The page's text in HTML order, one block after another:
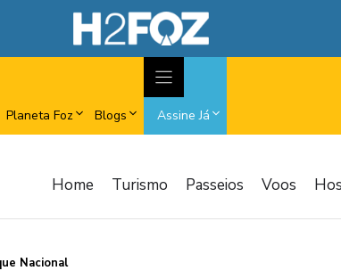
Planeta Foz Blogs Assine Já
Home Turismo Passeios Voos
Nacional